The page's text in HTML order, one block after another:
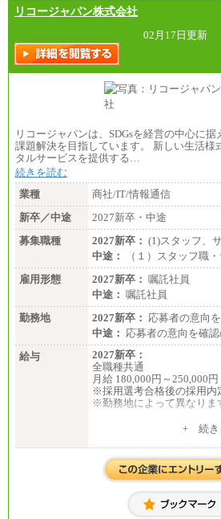
リコージャパン株式会社
02月17日更新
リコージャパンは、SDGsを経営の中心に
課題解決を目指しています。 新しい生活様
タルサービスを提供する…
続きを読む
業種
商社/IT/情報通信
新卒／中途
2027新卒・中途
募集職種
2027新卒： (1)スタッフ、
中途：
（１）スタッフ職
雇用形態
2027新卒： 嘱託社員
中途： 嘱託社員
勤務地
2027新卒： 応募者の意向
中途： 応募者の意向を確
給与
2027新卒：
全職種共通
月給 180,000円～250,000円
※採用選考合格後の採用内
※勤務地によって異なりま
月給 200,000円～250,000円
入社時の処遇は経験・能
より決定します。
お伝えします。
+ 続き